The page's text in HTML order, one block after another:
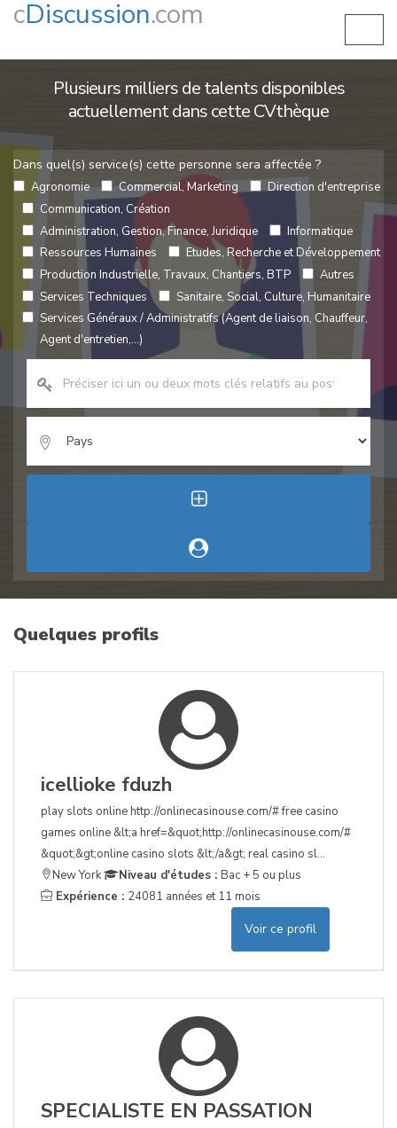
cDiscussion.com
Plusieurs milliers de talents disponibles
actuellement dans cette CVthèque
Dans quel(s) service(s) cette personne sera affectée ?
Agronomie Commercial, Marketing
Direction d'entreprise
Communication, Création
Administration, Gestion, Finance, Juridique
Informatique
Ressources Humaines
Etudes, Recherche et Développement
Production Industrielle, Travaux, Chantiers, BTP
Autres
Services Techniques
Sanitaire, Social, Culture, Humanitaire
Services Généraux / Administratifs (Agent de liaison, Chauffeur,
Agent d'entretien,...)
Quelques profils
icellioke fduzh
play slots online http://onlinecasinouse.com/# free casino
games online &lt;a href=&quot;http://onlinecasinouse.com/#
&quot;&gt;online casino slots &lt;/a&gt; real casino sl...
New York
Niveau d'études : Bac + 5 ou plus
Expérience : 24081 années et 11 mois
Voir ce profil
SPECIALISTE EN PASSATION